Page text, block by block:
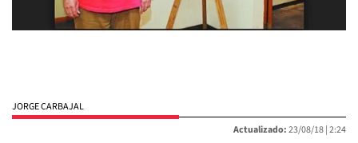
JORGE CARBAJAL
Actualizado:23/08/18 |2:24